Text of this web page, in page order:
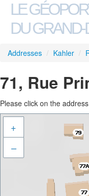
LE
DU
Addresses / Kahler /
71, Rue
Please click on the
+
–